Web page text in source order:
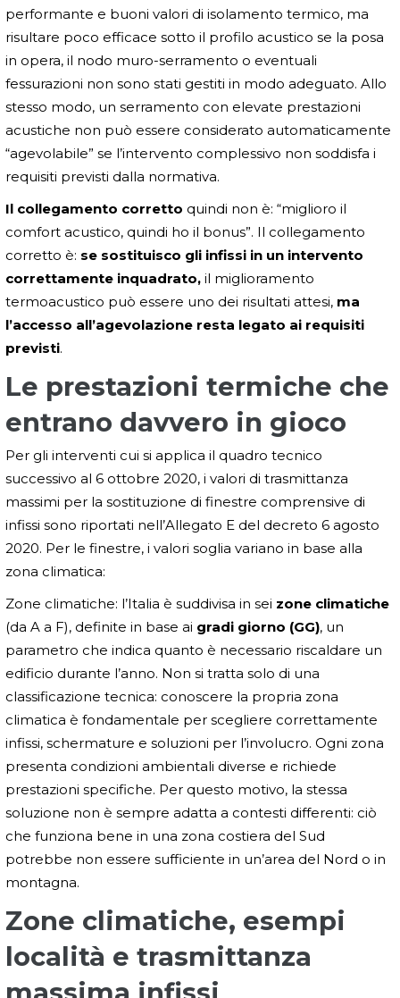
performante e buoni valori di isolamento termico, ma
risultare poco efficace sotto il profilo acustico se la posa
in opera, il nodo muro-serramento o eventuali
fessurazioni non sono stati gestiti in modo adeguato. Allo
stesso modo, un serramento con elevate prestazioni
acustiche non può essere considerato automaticamente
“agevolabile” se l’intervento complessivo non soddisfa i
requisiti previsti dalla normativa.
Il collegamento corretto quindi non è: “miglioro il
comfort acustico, quindi ho il bonus”. Il collegamento
corretto è: se sostituisco gli infissi in un intervento
correttamente inquadrato, il miglioramento
termoacustico può essere uno dei risultati attesi, ma
l’accesso all’agevolazione resta legato ai requisiti
previsti.
Le prestazioni termiche che
entrano davvero in gioco
Per gli interventi cui si applica il quadro tecnico
successivo al 6 ottobre 2020, i valori di trasmittanza
massimi per la sostituzione di finestre comprensive di
infissi sono riportati nell’Allegato E del decreto 6 agosto
2020. Per le finestre, i valori soglia variano in base alla
zona climatica:
Zone climatiche: l’Italia è suddivisa in sei zone climatiche
(da A a F), definite in base ai gradi giorno (GG), un
parametro che indica quanto è necessario riscaldare un
edificio durante l’anno. Non si tratta solo di una
classificazione tecnica: conoscere la propria zona
climatica è fondamentale per scegliere correttamente
infissi, schermature e soluzioni per l’involucro. Ogni zona
presenta condizioni ambientali diverse e richiede
prestazioni specifiche. Per questo motivo, la stessa
soluzione non è sempre adatta a contesti differenti: ciò
che funziona bene in una zona costiera del Sud
potrebbe non essere sufficiente in un’area del Nord o in
montagna.
Zone climatiche, esempi
località e trasmittanza